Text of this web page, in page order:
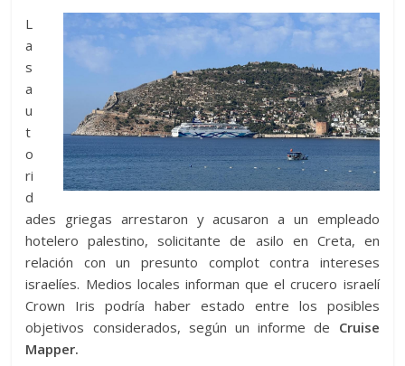
L
a
s
a
u
t
o
ri
d
ades griegas arrestaron y acusaron a un empleado
hotelero palestino, solicitante de asilo en Creta, en
relación con un presunto complot contra intereses
israelíes. Medios locales informan que el crucero israelí
Crown Iris podría haber estado entre los posibles
objetivos considerados, según un informe de Cruise
Mapper.